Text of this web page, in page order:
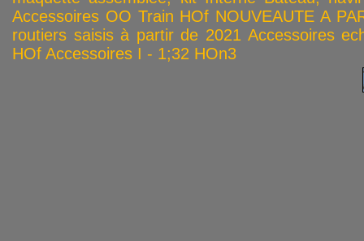
Accessoires OO Train HOf NOUVEAUTE A
routiers saisis à partir de 2021 Accessoires
HOf Accessoires I - 1;32 HOn3